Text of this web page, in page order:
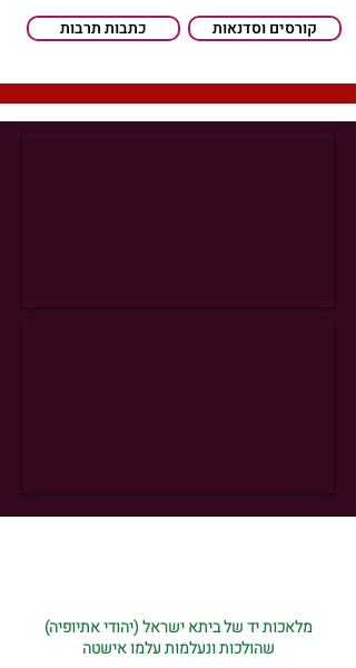
כתבות תרבות קורסים וסדנאות
מלאכות יד של ביתא ישראל (יהודי אתיופיה)
שהולכות ונעלמות עלמו אישטה